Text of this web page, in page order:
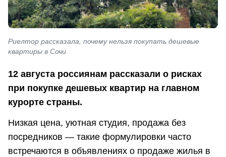
Риелтор рассказала, почему нельзя покупать дешевые
квартиры в Сочи
12 августа россиянам рассказали о рисках
при покупке дешевых квартир на главном
курорте страны.
Низкая цена, уютная студия, продажа без
посредников — такие формулировки часто
встречаются в объявлениях о продаже жилья в